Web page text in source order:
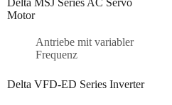
Delta MSJ Series AC Servo
Motor
Antriebe mit variabler
Frequenz
Delta VFD-ED Series Inverter